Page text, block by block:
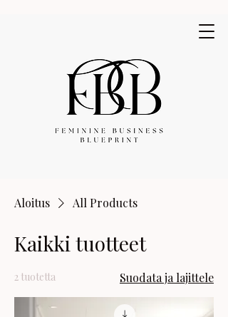
Aloitus All Products
Kaikki tuotteet
2 tuotetta Suodata ja lajittele